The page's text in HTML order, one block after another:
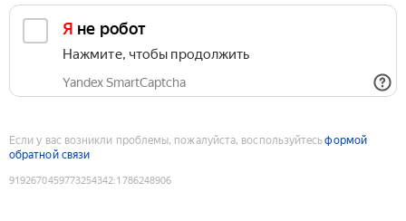
Я не робот
Нажмите, чтобы продолжить
Yandex SmartCaptcha
Если у вас возникли проблемы, пожалуйста, воспользуйтесьформой
обратной связи
9192670459773254342:1786248906